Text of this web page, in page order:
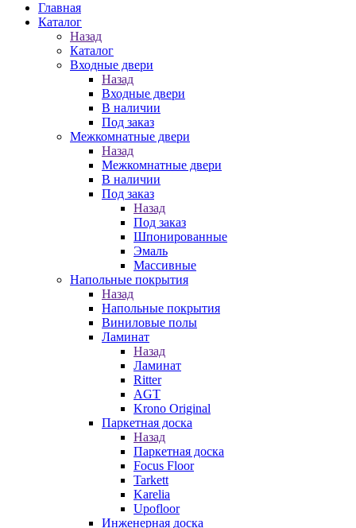
Главная
Каталог
Назад
Каталог
Входные двери
Назад
Входные двери
В наличии
Под заказ
Межкомнатные двери
Назад
Межкомнатные двери
В наличии
Под заказ
Назад
Под заказ
Шпонированные
Эмаль
Массивные
Напольные покрытия
Назад
Напольные покрытия
Виниловые полы
Ламинат
Назад
Ламинат
Ritter
AGT
Krono Original
Паркетная доска
Назад
Паркетная доска
Focus Floor
Tarkett
Karelia
Upofloor
Инженерная доска